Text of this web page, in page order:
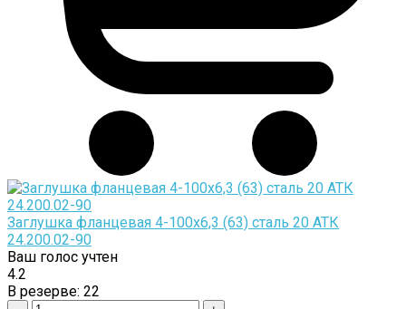
Заглушка фланцевая 4-100х6,3 (63) сталь 20 АТК
24.200.02-90
Ваш голос учтен
4.2
В резерве: 22